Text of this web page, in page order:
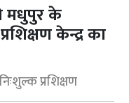
मधुपुर के
केन्द्र का
प्रशिक्षण